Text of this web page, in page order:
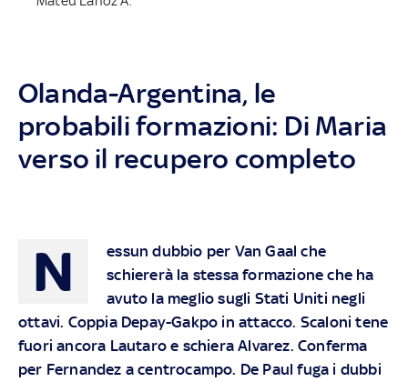
Olanda-Argentina, le
probabili formazioni: Di Maria
verso il recupero completo
N
essun dubbio per Van Gaal che
schiererà la stessa formazione che ha
avuto la meglio sugli Stati Uniti negli
ottavi. Coppia Depay-Gakpo in attacco. Scaloni tene
fuori ancora Lautaro e schiera Alvarez. Conferma
per Fernandez a centrocampo. De Paul fuga i dubbi